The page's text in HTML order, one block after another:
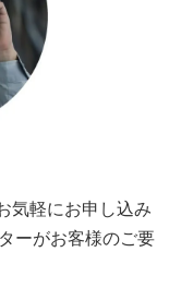
気軽にお申し込み
ーがお客様のご要